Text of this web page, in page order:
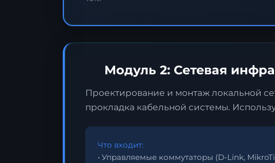
Модуль 2: Сетевая
Проектирование и монтаж локальной
прокладка кабельной системы.
Что входит:
• Управляемые коммутаторы (D-Link,